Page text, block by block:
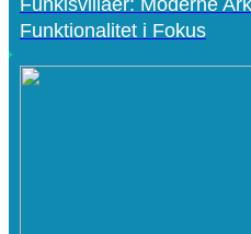
Funkisvillaer: Moderne
Funktionalitet i Fokus